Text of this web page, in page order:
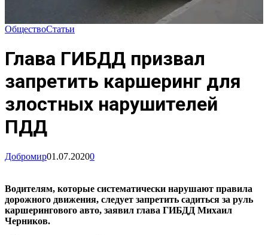
ОбществоСтатьи
Глава ГИБДД призвал
запретить каршеринг для
злостных нарушителей
ПДД
Добромир01.07.20200
Водителям, которые систематически нарушают правила
дорожного движения, следует запретить садиться за руль
каршерингового авто, заявил глава ГИБДД Михаил
Черников.